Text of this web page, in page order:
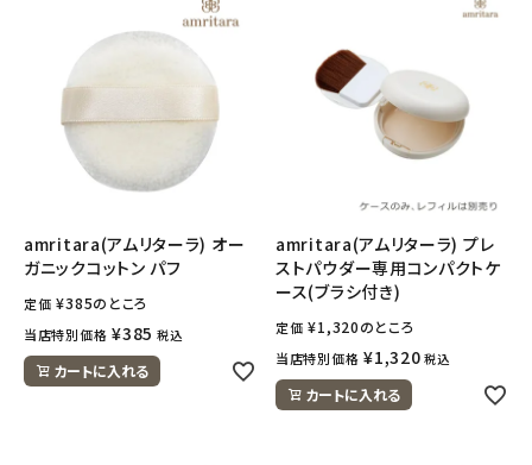
amritara(アムリターラ) オー
ガニックコットン パフ
定価 ¥385のところ
当店特別価格 ¥385 税込
カートに入れる
amritara(アムリターラ) プレ
ストパウダー専用コンパクトケ
ース(ブラシ付き)
定価 ¥1,320のところ
当店特別価格 ¥1,320 税込
カートに入れる